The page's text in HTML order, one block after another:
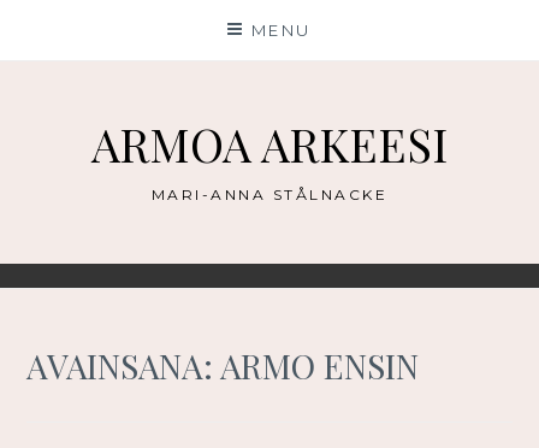
MENU
ARMOA ARKEESI
MARI-ANNA STÅLNACKE
AVAINSANA: ARMO ENSIN